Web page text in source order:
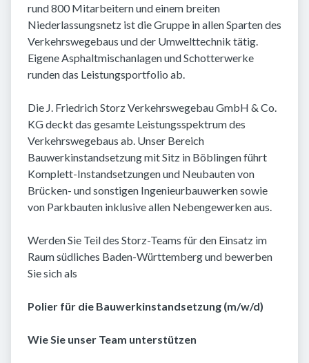
rund 800 Mitarbeitern und einem breiten
Niederlassungsnetz ist die Gruppe in allen Sparten des
Verkehrswegebaus und der Umwelttechnik tätig.
Eigene Asphaltmischanlagen und Schotterwerke
runden das Leistungsportfolio ab.
Die J. Friedrich Storz Verkehrswegebau GmbH & Co.
KG deckt das gesamte Leistungsspektrum des
Verkehrswegebaus ab. Unser Bereich
Bauwerkinstandsetzung mit Sitz in Böblingen führt
Komplett-Instandsetzungen und Neubauten von
Brücken- und sonstigen Ingenieurbauwerken sowie
von Parkbauten inklusive allen Nebengewerken aus.
Werden Sie Teil des Storz-Teams für den Einsatz im
Raum südliches Baden-Württemberg und bewerben
Sie sich als
Polier für die Bauwerkinstandsetzung (m/w/d)
Wie Sie unser Team unterstützen